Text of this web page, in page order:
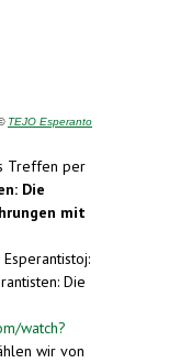
TEJO Esperanto
Treffen per
Die
mit
Die
watch?
wir von